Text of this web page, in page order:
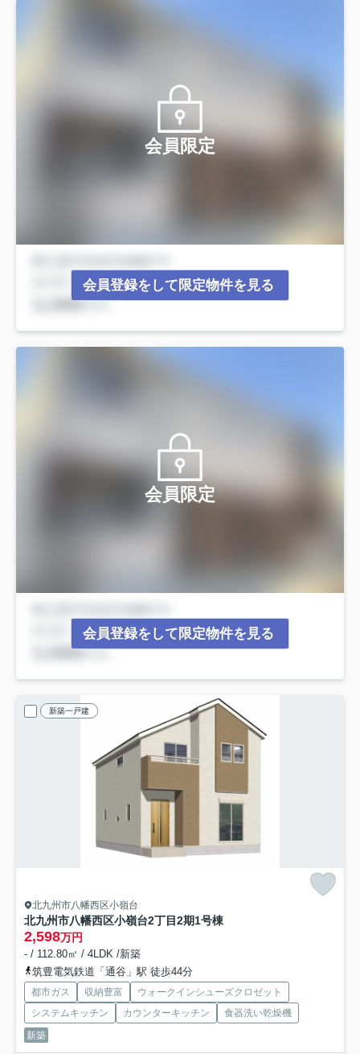
会員限定
会員登録をして限定物件を見る
会員限定
会員登録をして限定物件を見る
新築一戸建
北九州市八幡西区小嶺台
北九州市八幡西区小嶺台2丁目2期1号棟
2,598万円
- / 112.80㎡ / 4LDK /新築
筑豊電気鉄道「通谷」駅 徒歩44分
都市ガス 収納豊富
ウォークインシューズクロゼット
システムキッチン
カウンターキッチン
食器洗い乾燥機
新築